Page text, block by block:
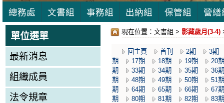
總務處 文書組 事務組 出納組 保管組 營繕
單位選單
最新消息
組織成員
法令規章
現在位置： 文書組 > 影藏歲月(3-4)
回主頁 首刊 2期
3期
期
17期 18期 19期
20期
期
33期 34期 35期
36期
期
48期 49期 50期
51期
期
64期 65期 66期
67期
期
80期 81期 82期
83期